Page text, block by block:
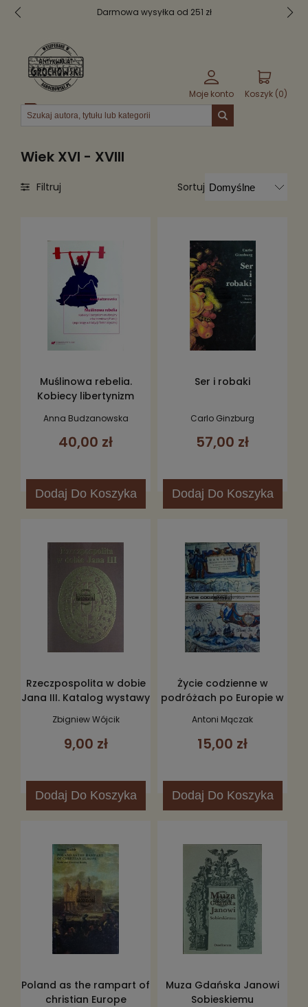
Bezpieczne pakowanie
Moje konto Koszyk (0)
Menu
Wiek XVI - XVIII
Sortuj
Filtruj
Muślinowa rebelia.
Kobiecy libertynizm
Francji i jego tropy w
tradycji feministycznej
Anna Budzanowska
40,00 zł
Dodaj Do Koszyka
Ser i robaki
Carlo Ginzburg
57,00 zł
Dodaj Do Koszyka
Rzeczpospolita w dobie
Jana III. Katalog wystawy
Archiwum Głownego Akt
Dawnych i Biblioteki
Narodowej
Zbigniew Wójcik
9,00 zł
Dodaj Do Koszyka
Życie codzienne w
podróżach po Europie w
Antoni Mączak
15,00 zł
Dodaj Do Koszyka
Poland as the rampart of
christian Europe
Muza Gdańska Janowi
Sobieskiemu